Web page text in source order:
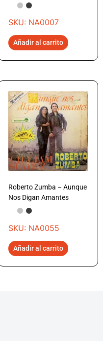
SKU: NA0007
Añadir al carrito
Roberto Zumba – Aunque
Nos Digan Amantes
SKU: NA0055
Añadir al carrito